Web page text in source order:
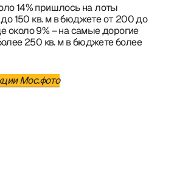
14% пришлось на лоты
150 кв. м в бюджете от 200 до
около 9% – на самые дорогие
250 кв. м в бюджете более
Мос.фото